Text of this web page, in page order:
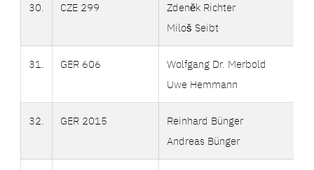
30. CZE 299
Zdeněk Richter
Miloš Seibt
31. GER 606
Wolfgang Dr. Merbold
Uwe Hemmann
32. GER 2015
Reinhard Bünger
Andreas Bünger